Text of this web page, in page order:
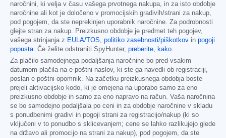
naročnini, ki velja v času vašega prvotnega nakupa, in za isto obdobje
naročnine ali kot je določeno v promocijskih gradivih/strani za nakup,
pod pogojem, da ste neprekinjen uporabnik naročnine. Za podrobnosti
glejte stran za nakup. Preizkusno obdobje je predmet teh pogojev,
vašega strinjanja z EULA/TOS, politiko zasebnosti/piškotkov in pogoji
popusta. Če želite odstraniti SpyHunter, preberite, kako.
Za plačilo samodejnega podaljšanja naročnine bo pred vsakim
datumom plačila na e-poštni naslov, ki ste ga navedli ob registraciji,
poslan e-poštni opomnik. Na začetku preizkusnega obdobja boste
prejeli aktivacijsko kodo, ki je omejena na uporabo samo za eno
preizkusno obdobje in samo za eno napravo na račun. Vaša naročnina
se bo samodejno podaljšala po ceni in za obdobje naročnine v skladu
s ponudbenimi gradivi in pogoji strani za registracijo/nakup (ki so
vključeni v to ponudbo s sklicevanjem; cene se lahko razlikujejo glede
na državo ali promocijo na strani za nakup), pod pogojem, da ste